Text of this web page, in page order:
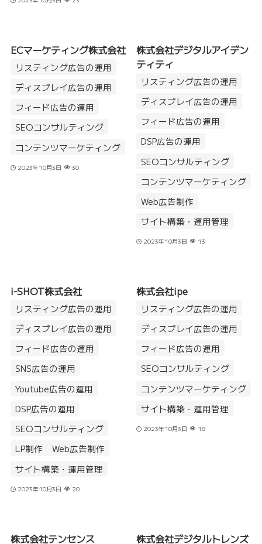
ECマーケティング株式会社
リスティング広告の運用
ディスプレイ広告の運用
フィード広告の運用
SEOコンサルティング
コンテンツマーケティング
2023年10月3日 30
株式会社デジタルアイデン
ティティ
リスティング広告の運用
ディスプレイ広告の運用
フィード広告の運用
DSP広告の運用
SEOコンサルティング
コンテンツマーケティング
Web広告制作
サイト構築・運用管理
2023年10月3日 13
i-SHOT株式会社
リスティング広告の運用
ディスプレイ広告の運用
フィード広告の運用
SNS広告の運用
Youtube広告の運用
DSP広告の運用
SEOコンサルティング
LP制作
Web広告制作
サイト構築・運用管理
2023年10月3日 20
株式会社ipe
リスティング広告の運用
ディスプレイ広告の運用
フィード広告の運用
SEOコンサルティング
コンテンツマーケティング
サイト構築・運用管理
2023年10月3日 18
株式会社テンセンス 株式会社デジタルトレンズ